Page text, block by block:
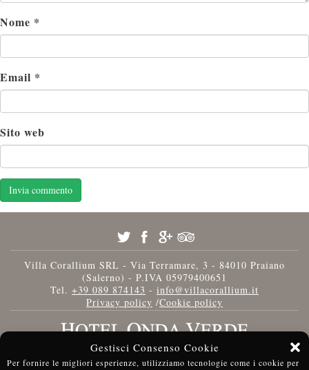
Gestisci Consenso Cookie
Per fornire le migliori esperienze, utilizziamo tecnologie come i cookie per
Nome *
Email *
Sito web
Villa Corallium SRL - Via Terramare, 3 - 84010 Praiano
(Salerno) - P.IVA 05979400651
Tel. +39 089 874143 - info@villacorallium.it
Privacy policy /Cookie policy